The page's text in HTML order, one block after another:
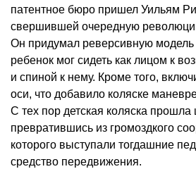
патентное бюро пришел Уильям
свершившей очередную
Он придумал реверсивную модель
ребенок мог сидеть как лицом к
и спиной к нему. Кроме того,
оси, что добавило коляске
С тех пор детская коляска
превратившись из громоздкого
которого выступали тогдашние
средство передвижения.